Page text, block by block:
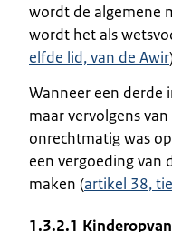
wordt de algemene
wordt het als
elfde lid, van de Awir
Wanneer een derde
maar vervolgens
onrechtmatig was
een vergoeding van
maken (artikel 38,
1.3.2.1